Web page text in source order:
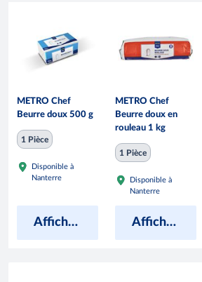
METRO Chef
Beurre doux 500 g
1 Pièce
Disponible à
Nanterre
Afficher les prix
METRO Chef
Beurre doux en
rouleau 1 kg
1 Pièce
Disponible à
Nanterre
Afficher les prix